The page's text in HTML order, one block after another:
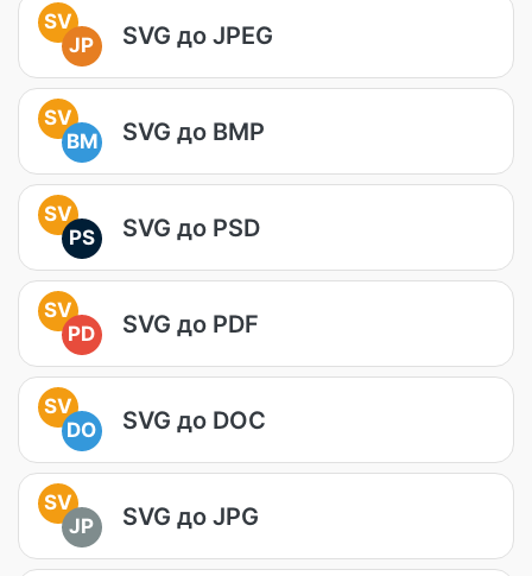
SV
JP
SVG до JPEG
SV
BM
SVG до BMP
SV
PS
SVG до PSD
SV
PD
SVG до PDF
SV
DO
SVG до DOC
SV
JP
SVG до JPG